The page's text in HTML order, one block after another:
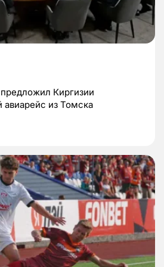
Киргизии
авиарейс из Томска